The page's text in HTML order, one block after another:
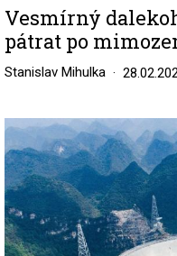
Vesmírný
pátrat po
Stanislav Mihulka
Image